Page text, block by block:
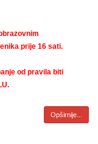
prije 16 sati.
od pravila biti
Opširnije...